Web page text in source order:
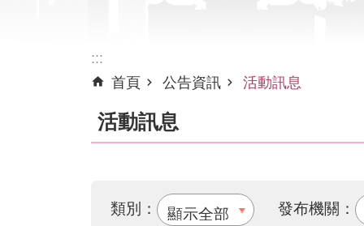
:::
首頁
公告資訊 活動訊息
活動訊息
類別： 發布機關：